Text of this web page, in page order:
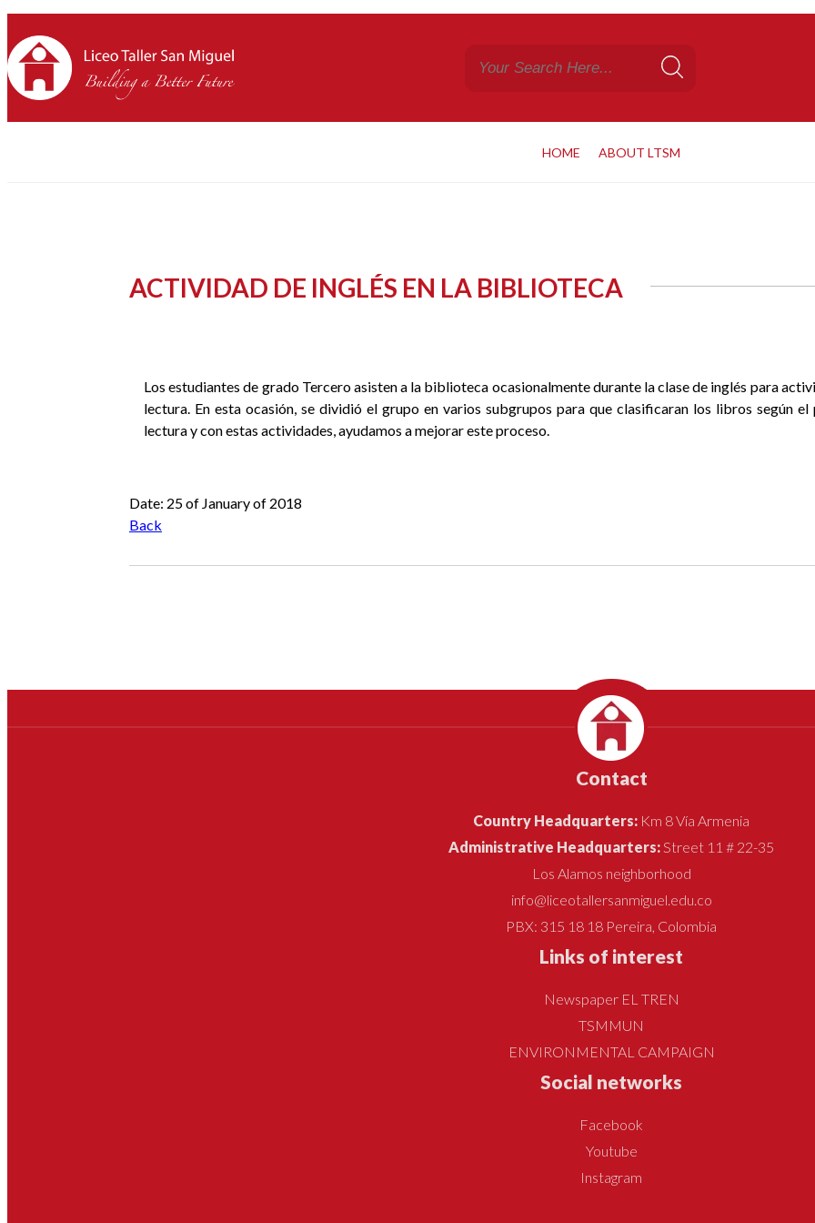
HOME ABOUT LTSM
ACTIVIDAD DE INGLÉS EN LA BIBLIOTECA
Los estudiantes de grado Tercero asisten a la biblioteca ocasionalmente durante la clase de inglés para
lectura. En esta ocasión, se dividió el grupo en varios subgrupos para que clasificaran los libros según
lectura y con estas actividades, ayudamos a mejorar este proceso.
Anterior
Siguiente
Date: 25 of January of 2018
Back
Contact
Country Headquarters: Km 8 Vía Armenia
Administrative Headquarters:Street 11 # 22-35
Los Alamos neighborhood
info@liceotallersanmiguel.edu.co
PBX: 315 18 18 Pereira, Colombia
Links of interest
Newspaper EL TREN
TSMMUN
ENVIRONMENTAL CAMPAIGN
Social networks
Facebook
Youtube
Instagram